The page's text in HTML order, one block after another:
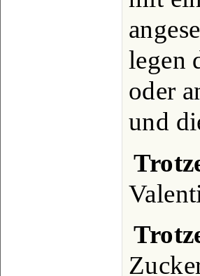
legen
oder
und